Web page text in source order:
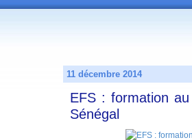
11 décembre 2014
EFS : formation
Sénégal